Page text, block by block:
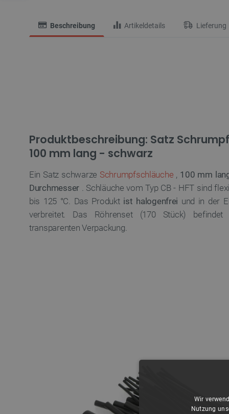
Beschreibung Artikeldetails Lieferung
Produktbeschreibung: Satz
100 mm lang - schwarz
Ein Satz schwarze Schrumpfschläuche , 100 mm
Durchmesser . Schläuche vom Typ CB - HFT sind
bis 125 °C. Das Produkt ist halogenfrei und in der
verbreitet. Das Röhrenset (170 Stück)
befindet
transparenten Verpackung.
Wir
Nutzung